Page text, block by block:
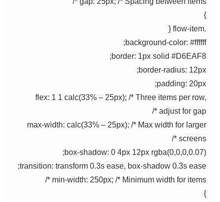
}
.flow-item {
background-color: #ffffff;
border: 1px solid #D6EAF8;
border-radius: 12px;
padding: 20px;
flex: 1 1 calc(33% – 25px); /* Three items per row,
adjust for gap */
max-width: calc(33% – 25px); /* Max width for larger
screens */
box-shadow: 0 4px 12px rgba(0,0,0,0.07);
transition: transform 0.3s ease, box-shadow 0.3s ease;
min-width: 250px; /* Minimum width for items */
}